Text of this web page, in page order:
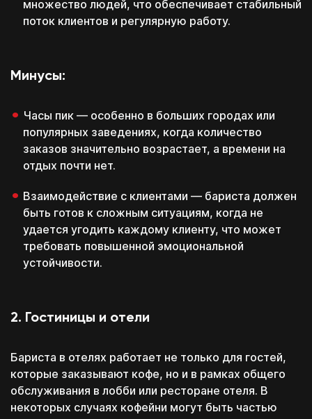
множество людей, что обеспечивает стабильный
поток клиентов и регулярную работу.
Минусы:
Часы пик — особенно в больших городах или
популярных заведениях, когда количество
заказов значительно возрастает, а времени на
отдых почти нет.
Взаимодействие с клиентами — бариста должен
быть готов к сложным ситуациям, когда не
удается угодить каждому клиенту, что может
требовать повышенной эмоциональной
устойчивости.
2. Гостиницы и отели
Бариста в отелях работает не только для гостей,
которые заказывают кофе, но и в рамках общего
обслуживания в лобби или ресторане отеля. В
некоторых случаях кофейни могут быть частью